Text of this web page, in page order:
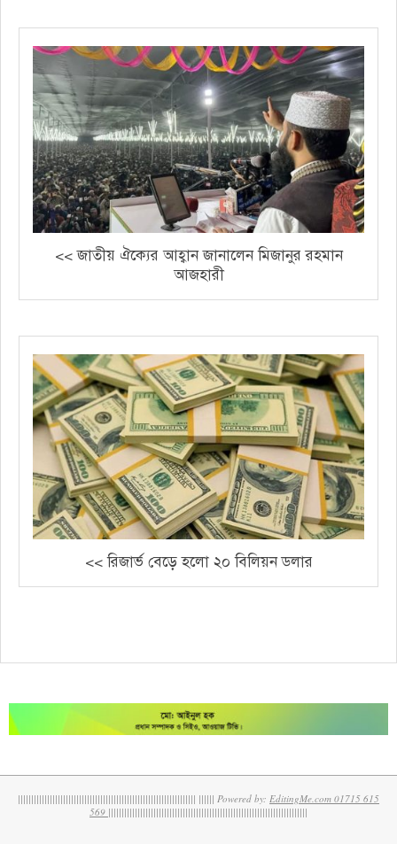
<< জাতীয় ঐক্যের আহ্বান জানালেন মিজানুর রহমান
আজহারী
<< রিজার্ভ বেড়ে হলো ২০ বিলিয়ন ডলার
||||||||||||||||||||||||||||||||||||||||||||||||||||||||||||||||||| |||||| Powered by: EditingMe.com 01715 615
569 |||||||||||||||||||||||||||||||||||||||||||||||||||||||||||||||||||||||||||